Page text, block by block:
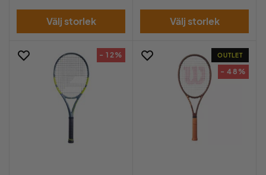
Välj storlek Välj storlek
- 12% OUTLET
- 48%